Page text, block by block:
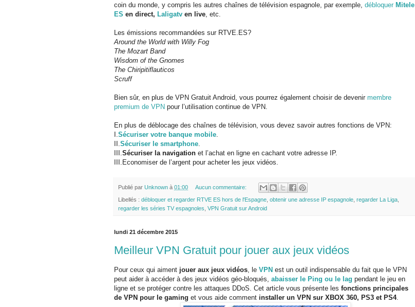
coin du monde, y compris les autres chaînes de télévision espagnole, par exemple, débloquer Mitele
ES en direct, Laligatv en live , etc.
Les émissions recommandées sur RTVE.ES?
Around the World with Willy Fog
The Mozart Band
Wisdom of the Gnomes
The Chiripitiflauticos
Scruff
Bien sûr, en plus de VPN Gratuit Android, vous pourrez également choisir de devenir membre
premium de VPN pour l’utilisation continue de VPN.
En plus de déblocage des chaînes de télévision, vous devez savoir autres fonctions de VPN:
I. Sécuriser votre banque mobile
II. Sécuriser le smartphone
III. Sécuriser la navigation et l’achat en ligne en cachant votre adresse IP.
III.Economiser de l’argent pour acheter les jeux vidéos.
Publié par Unknown à 01:00 Aucun commentaire:
Libellés : débloquer et regarder RTVE ES hors de l'Espagne obtenir une adresse IP espagnole regarder La Liga
regarder les séries TV espagnoles VPN Gratuit sur Android
lundi 21 décembre 2015
Meilleur VPN Gratuit pour jouer aux jeux vidéos
Pour ceux qui aiment jouer aux jeux vidéos , le VPN est un outil indispensable du fait que le VPN
peut aider à accéder à des jeux vidéos géo-bloqués, abaisser le Ping ou le lag pendant le jeu en
ligne et se protéger contre les attaques DDoS. Cet article vous présente les fonctions principales
de VPN pour le gaming et vous aide comment installer un VPN sur XBOX 360, PS3 et PS4.